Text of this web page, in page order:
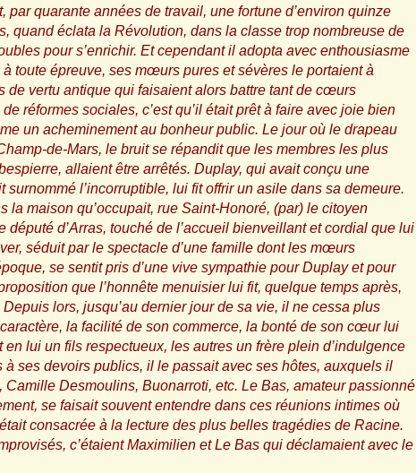
quarante années de travail, une fortune d’environ quinze
quand éclata la Révolution, dans la classe trop nombreuse de
pour s’enrichir. Et cependant il adopta avec enthousiasme
toute épreuve, ses mœurs pures et sévères le portaient à
de vertu antique qui faisaient alors battre tant de cœurs
réformes sociales, c’est qu’il était prêt à faire avec joie bien
un acheminement au bonheur public. Le jour où le drapeau
de-Mars, le bruit se répandit que les membres les plus
allaient être arrêtés. Duplay, qui avait conçu une
l’incorruptible, lui fit offrir un asile dans sa demeure.
la maison qu’occupait, rue Saint-Honoré, (par) le citoyen
d’Arras, touché de l’accueil bienveillant et cordial que lui
séduit par le spectacle d’une famille dont les mœurs
se sentit pris d’une vive sympathie pour Duplay et pour
que l’honnête menuisier lui fit, quelque temps après,
lors, jusqu’au dernier jour de sa vie, il ne cessa plus
la facilité de son commerce, la bonté de son cœur lui
lui un fils respectueux, les autres un frère plein d’indulgence
à ses devoirs publics, il le passait avec ses hôtes, auxquels il
Desmoulins, Buonarroti, etc. Le Bas, amateur passionné
se faisait souvent entendre dans ces réunions intimes où
consacrée à la lecture des plus belles tragédies de Racine.
c’étaient Maximilien et Le Bas qui déclamaient avec le